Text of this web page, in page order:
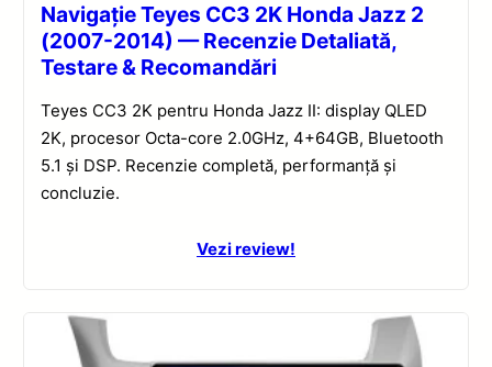
Navigație Teyes CC3 2K Honda Jazz 2
(2007-2014) — Recenzie Detaliată,
Testare & Recomandări
Teyes CC3 2K pentru Honda Jazz II: display QLED
2K, procesor Octa-core 2.0GHz, 4+64GB, Bluetooth
5.1 și DSP. Recenzie completă, performanță și
concluzie.
Vezi review!